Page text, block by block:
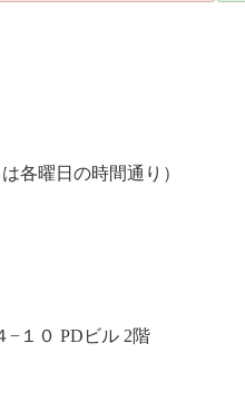
各曜日の時間通り）
−１０ PDビル 2階